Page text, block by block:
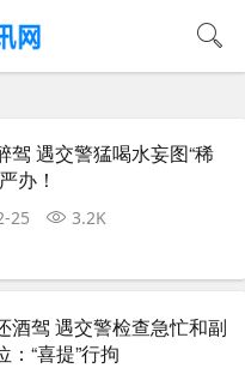
驾 遇交警猛喝水妄图“稀
办！
25 3.2K
酒驾 遇交警检查急忙和副
：“喜提”行拘